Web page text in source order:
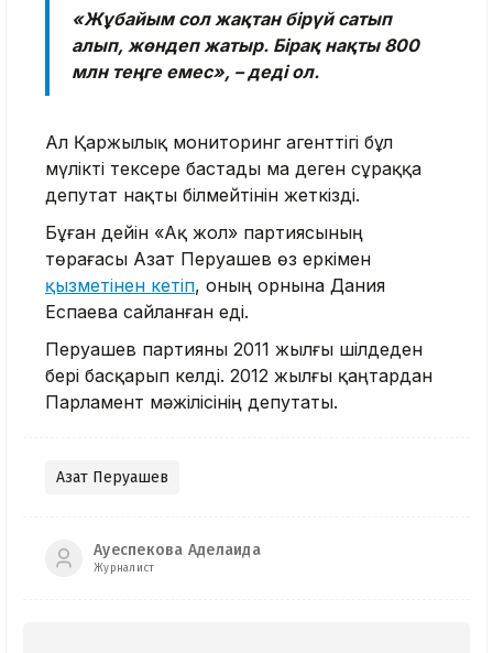
«Жұбайым сол жақтан бірүй сатып
алып, жөндеп жатыр. Бірақ нақты 800
млн теңге емес», – деді ол.
Ал Қаржылық мониторинг агенттігі бұл
мүлікті тексере бастады ма деген сұраққа
депутат нақты білмейтінін жеткізді.
Бұған дейін «Ақ жол» партиясының
төрағасы Азат Перуашев өз еркімен
қызметінен кетіп, оның орнына Дания
Еспаева сайланған еді.
Перуашев партияны 2011 жылғы шілдеден
бері басқарып келді. 2012 жылғы қаңтардан
Парламент мәжілісінің депутаты.
Азат Перуашев
Ауеспекова Аделаида
Журналист